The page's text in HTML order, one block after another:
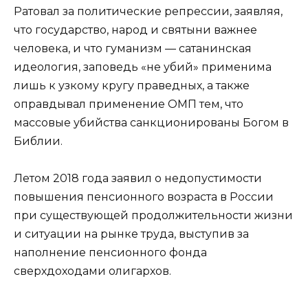
Ратовал за политические репрессии, заявляя,
что государство, народ и святыни важнее
человека, и что гуманизм — сатанинская
идеология, заповедь «не убий» применима
лишь к узкому кругу праведных, а также
оправдывал применение ОМП тем, что
массовые убийства санкционированы Богом в
Библии.
Летом 2018 года заявил о недопустимости
повышения пенсионного возраста в России
при существующей продолжительности жизни
и ситуации на рынке труда, выступив за
наполнение пенсионного фонда
сверхдоходами олигархов.